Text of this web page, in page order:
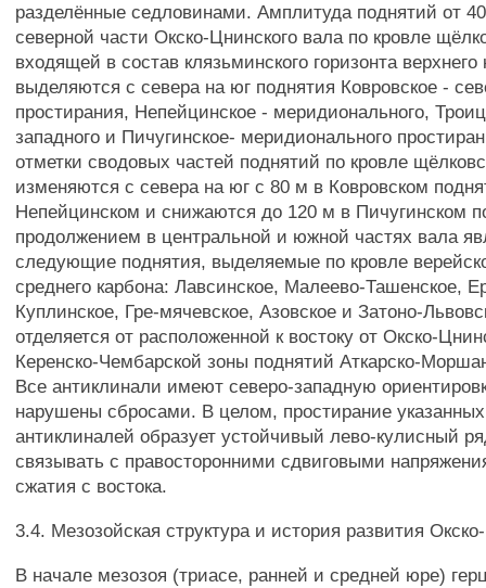
разделённые седловинами. Амплитуда поднятий от
северной части Окско-Цнинского вала по кровле
входящей в состав клязьминского горизонта верхнего
выделяются с севера на юг поднятия Ковровское -
простирания, Непейцинское - меридионального,
западного и Пичугинское- меридионального
отметки сводовых частей поднятий по кровле
изменяются с севера на юг с 80 м в Ковровском
Непейцинском и снижаются до 120 м в Пичугинском
продолжением в центральной и южной частях вала
следующие поднятия, выделяемые по кровле
среднего карбона: Лавсинское, Малеево-Ташенское,
Куплинское, Гре-мячевское, Азовское и Затоно-
отделяется от расположенной к востоку от Окско-
Керенско-Чембарской зоны поднятий Аткарско-
Все антиклинали имеют северо-западную
нарушены сбросами. В целом, простирание
антиклиналей образует устойчивый лево-кулисный
связывать с правосторонними сдвиговыми
сжатия с востока.
3.4. Мезозойская структура и история развития
В начале мезозоя (триасе, ранней и средней юре)